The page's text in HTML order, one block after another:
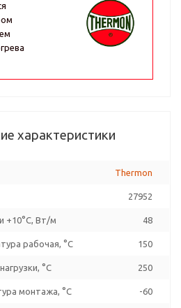
характеристики
Thermon
27952
+10°С, Вт/м 48
рабочая, °C 150
°C 250
монтажа, °C -60